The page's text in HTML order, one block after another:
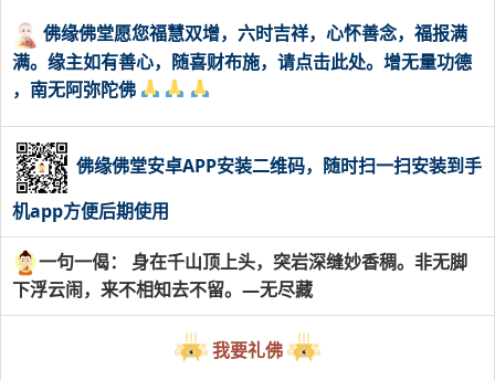
佛缘佛堂愿您福慧双增，六时吉祥，心怀善念，福报满
满。缘主如有善心，随喜财布施，请点击此处。增无量功德
，南无阿弥陀佛
佛缘佛堂安卓APP安装二维码，随时扫一扫安装到手
机app方便后期使用
一句一偈： 身在千山顶上头，突岩深缝妙香稠。非无脚
下浮云闹，来不相知去不留。—无尽藏
我要礼佛